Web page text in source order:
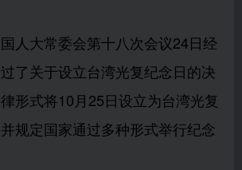
人大常委会第十八次会议24日经
了关于设立台湾光复纪念日的决
形式将10月25日设立为台湾光复
规定国家通过多种形式举行纪念